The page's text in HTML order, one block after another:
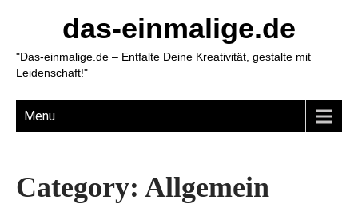
das-einmalige.de
"Das-einmalige.de – Entfalte Deine Kreativität, gestalte mit
Leidenschaft!"
Menu
Category: Allgemein